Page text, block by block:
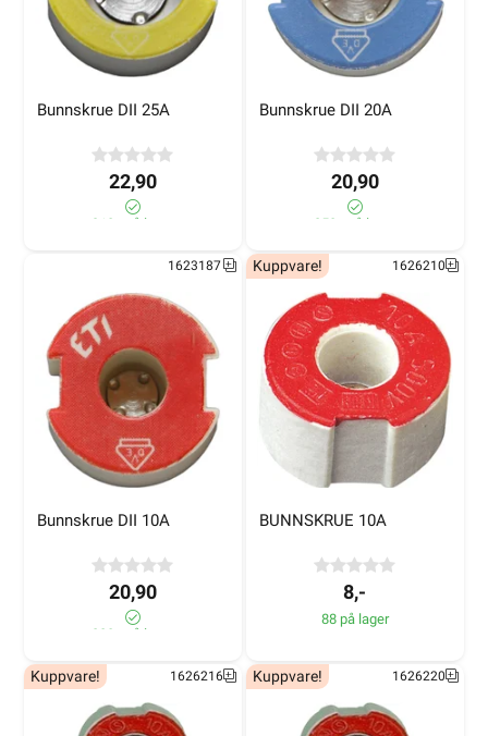
Bunnskrue DII 25A
22,90
310+ på lager
Bunnskrue DII 20A
20,90
250+ på lager
Bunnskrue DII 10A
1623187
20,90
280+ på lager
BUNNSKRUE 10A
Kuppvare! 1626210
8,-
88 på lager
Kuppvare! 1626216 Kuppvare! 1626220